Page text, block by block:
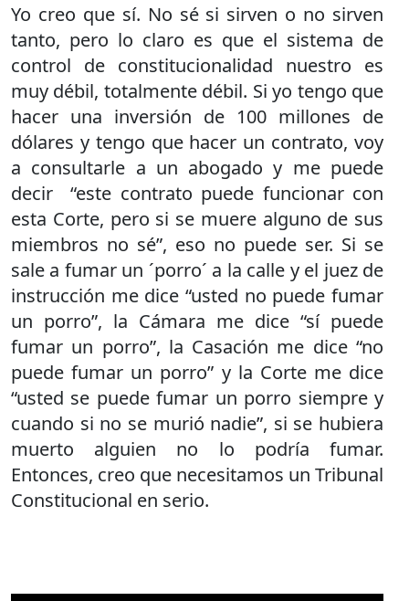
Yo creo que sí. No sé si sirven o no sirven
tanto, pero lo claro es que el sistema de
control de constitucionalidad nuestro es
muy débil, totalmente débil. Si yo tengo que
hacer una inversión de 100 millones de
dólares y tengo que hacer un contrato, voy
a consultarle a un abogado y me puede
decir “este contrato puede funcionar con
esta Corte, pero si se muere alguno de sus
miembros no sé”, eso no puede ser. Si se
sale a fumar un ´porro´ a la calle y el juez de
instrucción me dice “usted no puede fumar
un porro”, la Cámara me dice “sí puede
fumar un porro”, la Casación me dice “no
puede fumar un porro” y la Corte me dice
“usted se puede fumar un porro siempre y
cuando si no se murió nadie”, si se hubiera
muerto alguien no lo podría fumar.
Entonces, creo que necesitamos un Tribunal
Constitucional en serio.